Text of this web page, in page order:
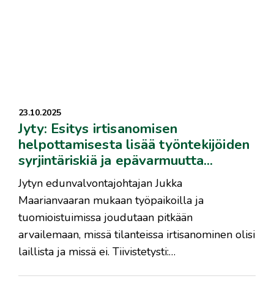
23.10.2025
Jyty: Esitys irtisanomisen
helpottamisesta lisää työntekijöiden
syrjintäriskiä ja epävarmuutta...
Jytyn edunvalvontajohtajan Jukka
Maarianvaaran mukaan työpaikoilla ja
tuomioistuimissa joudutaan pitkään
arvailemaan, missä tilanteissa irtisanominen olisi
laillista ja missä ei. Tiivistetysti:…